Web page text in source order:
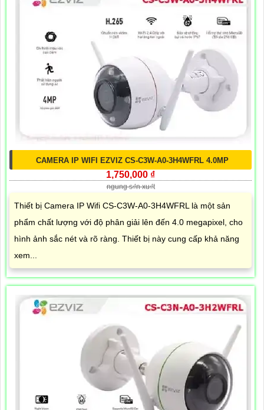
CAMERA IP WIFI EZVIZ CS-C3W-A0-3H4WFRL 4.0MP
1,750,000 ₫
ngung s₫n xu₫t
Thiết bị Camera IP Wifi CS-C3W-A0-3H4WFRL là một sản
phẩm chất lượng với độ phân giải lên đến 4.0 megapixel, cho
hình ảnh sắc nét và rõ ràng. Thiết bị này cung cấp khả năng
xem...